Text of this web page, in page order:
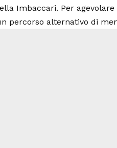
Imbaccari. Per
percorso alternativo di